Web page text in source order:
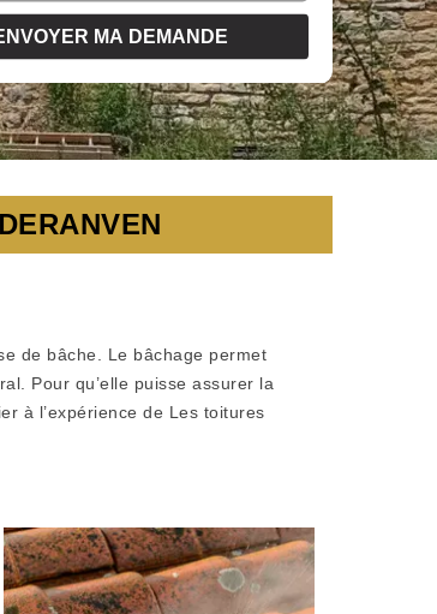
de bâche. Le bâchage permet
Pour qu’elle puisse assurer la
à l’expérience de Les toitures